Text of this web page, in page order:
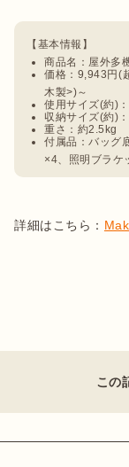
商品名：屋外多
価格：9,943円(
木製>)～
使用サイズ(約)
収納サイズ(約)
重さ：約2.5kg
付属品：バッグ
×4、照明ブラケ
詳細はこちら：
この